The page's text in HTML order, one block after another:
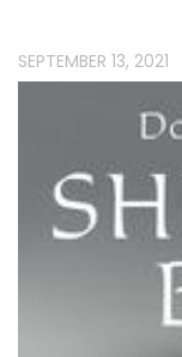
SEPTEMBER 13, 2021